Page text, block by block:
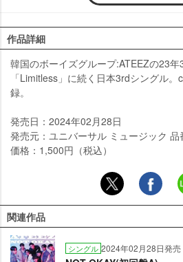
作品詳細
韓国のボーイズグループ:ATEEZの23年
「Limitless」に続く日本3rdシングル
録。
発売日：2024年02月28日
発売元：ユニバーサル ミュージック 品
価格：1,500円（税込）
関連作品
シングル 2024年02月28日発売